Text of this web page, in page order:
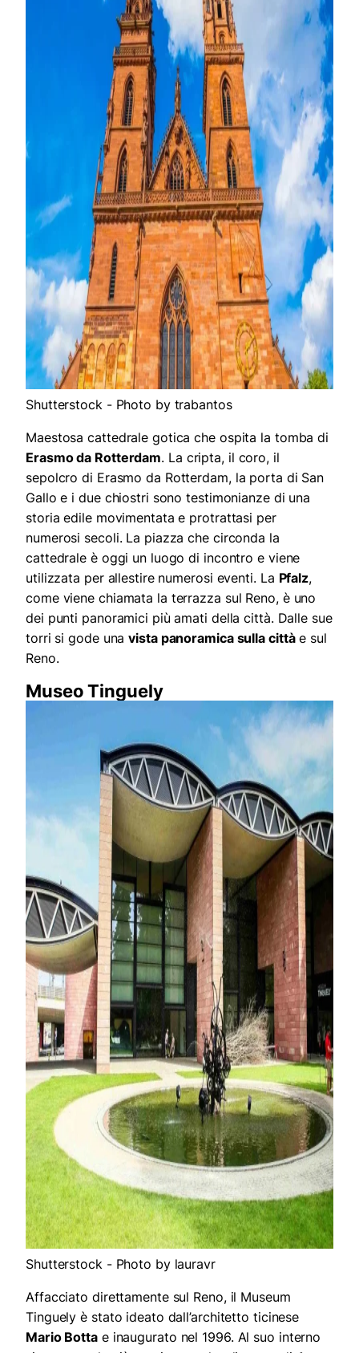
Shutterstock - Photo by trabantos
Maestosa cattedrale gotica che ospita la tomba di
Erasmo da Rotterdam. La cripta, il coro, il
sepolcro di Erasmo da Rotterdam, la porta di San
Gallo e i due chiostri sono testimonianze di una
storia edile movimentata e protrattasi per
numerosi secoli. La piazza che circonda la
cattedrale è oggi un luogo di incontro e viene
utilizzata per allestire numerosi eventi. La Pfalz,
come viene chiamata la terrazza sul Reno, è uno
dei punti panoramici più amati della città. Dalle sue
torri si gode unavista panoramica sulla cittàe sul
Reno.
Museo Tinguely
Shutterstock - Photo by lauravr
Affacciato direttamente sul Reno, il Museum
Tinguely è stato ideato dall’architetto ticinese
Mario Bottae inaugurato nel 1996. Al suo interno